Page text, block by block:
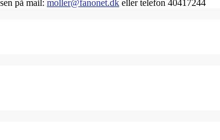
på mail: moller@fanonet.dk eller telefon 40417244